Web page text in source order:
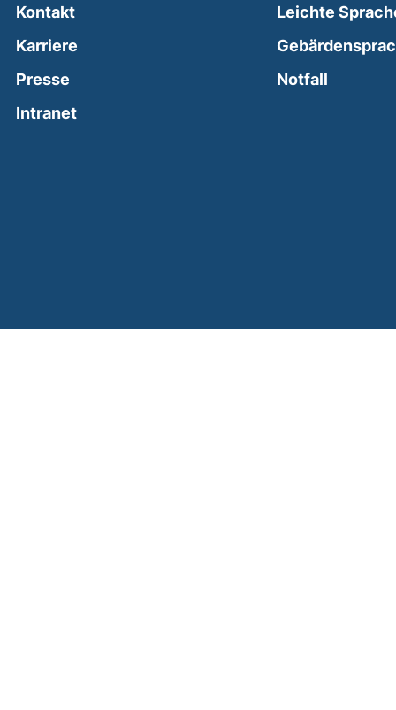
Kontakt
Karriere
Presse
Intranet(external link, opens in a new window)
Leichte
Notfall